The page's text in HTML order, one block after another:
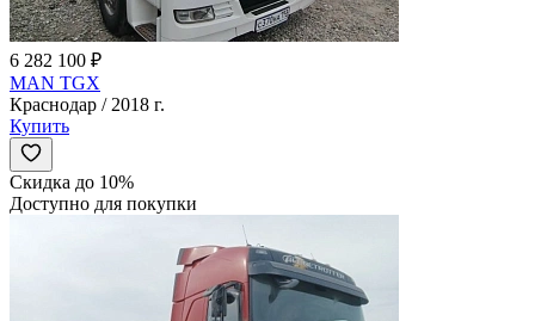
6 282 100 ₽
MAN TGX
Краснодар / 2018 г.
Купить
Скидка до 10%
Доступно для покупки